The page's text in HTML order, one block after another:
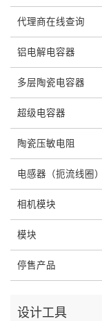
代理商在线查询
铝电解电容器
多层陶瓷电容器
超级电容器
陶瓷压敏电阻
电感器（扼流线圈）
相机模块
模块
停售产品
设计工具